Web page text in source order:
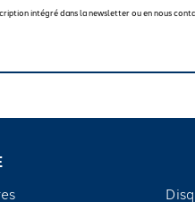
intégré dans la newsletter ou en nous